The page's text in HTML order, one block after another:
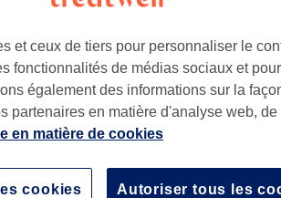
et ceux de tiers pour personnaliser le
fonctionnalités de médias sociaux et
également des informations sur la
partenaires en matière d'analyse web,
en matière de cookies
Autoriser tous les
cookies